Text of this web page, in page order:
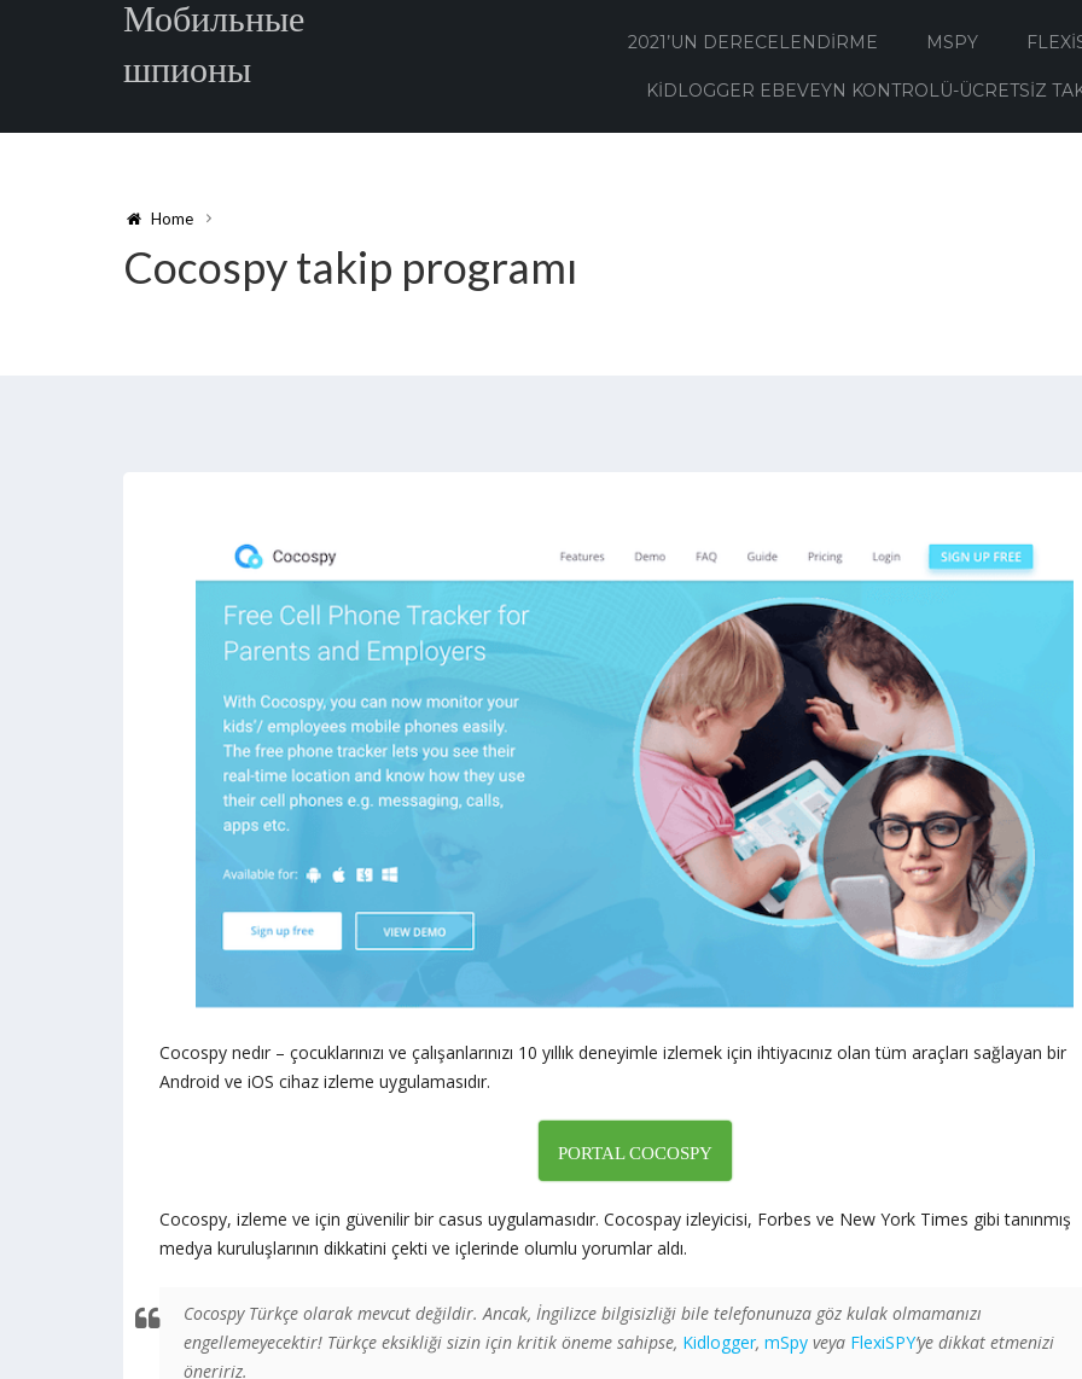
Мобильные
шпионы
2021’UN DERECELENDIRME MSPY
KIDLOGGER EBEVEYN KONTROLÜ-ÜCRETSIZ
Home
Cocospy takip programı
Cocospy nedır – çocuklarınızı ve çalışanlarınızı 10 yıllık deneyimle izlemek için ihtiyacınız olan tüm araçları sağlayan bir
Android ve iOS cihaz izleme uygulamasıdır.
PORTAL COCOSPY
Cocospy, izleme ve için güvenilir bir casus uygulamasıdır. Cocospay izleyicisi, Forbes ve New York Times gibi tanınmış
medya kuruluşlarının dikkatini çekti ve içlerinde olumlu yorumlar aldı.
Cocospy Türkçe olarak mevcut değildir. Ancak, İngilizce bilgisizliği bile telefonunuza göz kulak olmamanızı
engellemeyecektir! Türkçe eksikliği sizin için kritik öneme sahipse, Kidlogger, mSpy veya FlexiSPY’ye dikkat etmenizi
öneririz.